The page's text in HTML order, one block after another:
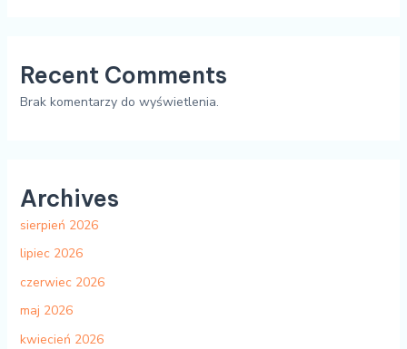
Recent Comments
Brak komentarzy do wyświetlenia.
Archives
sierpień 2026
lipiec 2026
czerwiec 2026
maj 2026
kwiecień 2026